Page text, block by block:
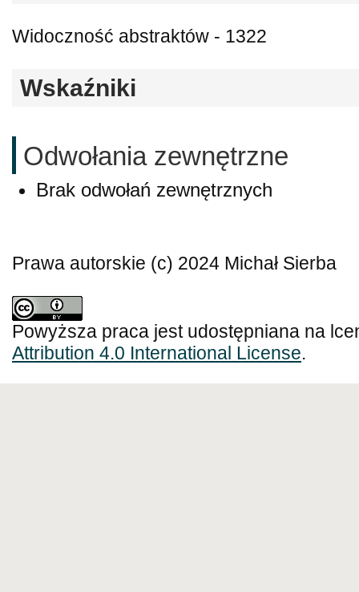
Widoczność abstraktów - 1322
Wskaźniki
Odwołania zewnętrzne
Brak odwołań zewnętrznych
Prawa autorskie (c) 2024 Michał Sierba
Powyższa praca jest udostępniana na
Attribution 4.0 International License.